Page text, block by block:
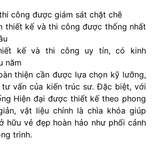
công được giám sát chặt chẽ
thiết kế và thi công được thống nhất
kế và thi công uy tín, có kinh
năm
thiện cần được lựa chọn kỹ lưỡng,
vấn của kiến trúc sư. Đặc biệt, với
Hiện đại được thiết kế theo phong
vật liệu chính là chìa khóa giúp
hữu vẻ đẹp hoàn hảo như phối cảnh
trình.